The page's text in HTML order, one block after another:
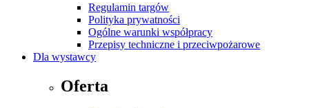
Regulamin targów
Polityka prywatności
Ogólne warunki współpracy
Przepisy techniczne i przeciwpożarowe
Dla wystawcy
Oferta